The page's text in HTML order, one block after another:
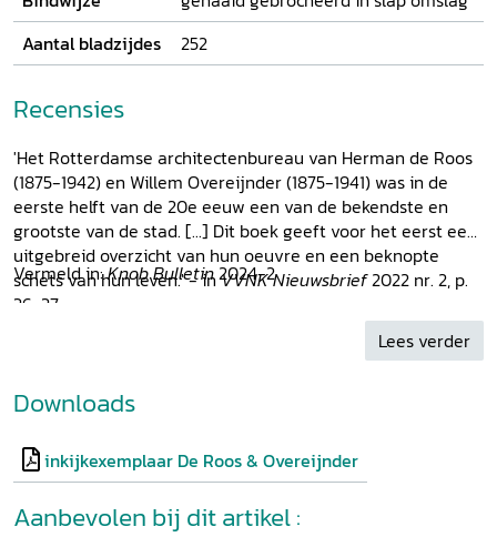
Aantal bladzijdes
252
Recensies
'Het Rotterdamse architectenbureau van Herman de Roos
(1875-1942) en Willem Overeijnder (1875-1941) was in de
eerste helft van de 20e eeuw een van de bekendste en
grootste van de stad. [...] Dit boek geeft voor het eerst een
uitgebreid overzicht van hun oeuvre en een beknopte
schets van hun leven.' - inVVNK Nieuwsbrief2022 nr. 2, p.
36-37
Vermeld in:Knob Bulletin2024-2
Lees verder
Downloads
inkijkexemplaar De Roos & Overeijnder
Aanbevolen bij dit artikel :